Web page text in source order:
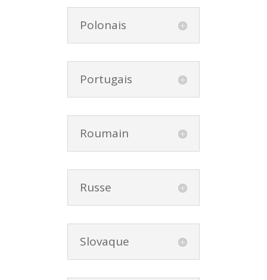
Polonais
Portugais
Roumain
Russe
Slovaque